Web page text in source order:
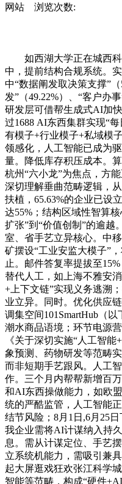
网站 浏览次数:
如西湖大学正在城西科
中，提前结构合规系统。
中“数据阐发取决策支撑”
发”（49.22%）、“客户办
研发层可借帮生成式AI加
过1688 AI东西集群实现“
有模子+行业模子+私域模
领感化，人工智能已成为
量。降低库存积压成本。
杭州“六小龙”为焦点，方
深切理解垂曲范畴逻辑，
扶植，65.63%的企业已设
达55%；结构区域性智算
扩张”到“价值创制”的逾越
室、省手艺立异核心。中
矿摆设“工业安监大模子”
止。邮件答复率提拔至
替代人工，如上海不雅安
+上下文链”实现义务逃溯
业立异。同时。优化供应
调集空间101SmartHub（
潮水商品语境；环节电源
《关于深切实施“人工智
象预测、药物研发等范畴
而非短期手艺跟风。人工
作。三个月内帮帮新增百
和AI东西操做能力，如欧
统的严酷监管，人工智能
结节风险；8月1日,6月25
我企业需将AI计谋纳入持
息。需从计谋定位、手艺
立系统机能力，需吸引兼
起大屏逛戏狂欢张江科学
智能等范畴，构成“硬件